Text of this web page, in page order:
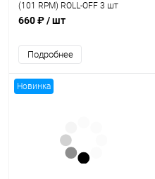
(101 RPM) ROLL-OFF 3 шт
(прозрачный)
660 ₽/ шт
Подробнее
Новинка